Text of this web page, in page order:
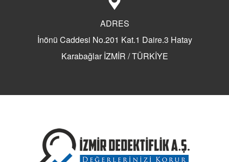
Dedektif Tutanların Hikayeleri
Dedektif Tutanların Yorumları
Dedektif Tuttunuz Mu?
Eş Takibi Yaptıranlar
Özel Dedektifler Nasıl Tutulur?
Dedektif Günlük Ücret
Dedektif Kaça Tutulur?
İzmir Dedektiflik Fiyatları
ADRES
İnönü Caddesi No.201 Kat.1 Daire.3 Hatay
Karabağlar İZMİR / TÜRKİYE